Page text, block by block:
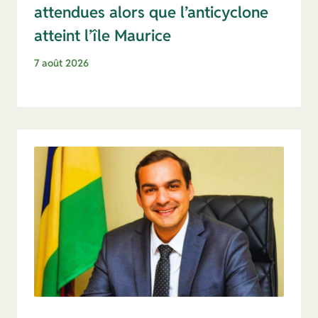
attendues alors que l’anticyclone
atteint l’île Maurice
7 août 2026